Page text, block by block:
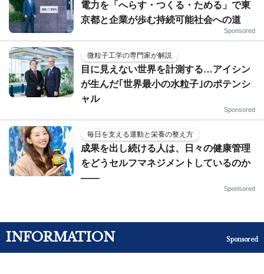
電力を「へらす・つくる・ためる」で東
京都と企業が歩む持続可能社会への道
Sponsored
微粒子工学の専門家が解説
目に見えない世界を計測する…アイシン
が生んだ｢世界最小の水粒子｣のポテンシ
ャル
Sponsored
毎日を支える運動と栄養の整え方
成果を出し続ける人は、日々の健康管理
をどうセルフマネジメントしているのか
——
Sponsored
INFORMATION Sponsored